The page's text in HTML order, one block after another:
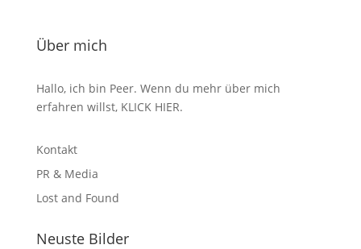
Über mich
Hallo, ich bin Peer. Wenn du mehr über mich
erfahren willst, KLICK HIER.
Kontakt
PR & Media
Lost and Found
Neuste Bilder